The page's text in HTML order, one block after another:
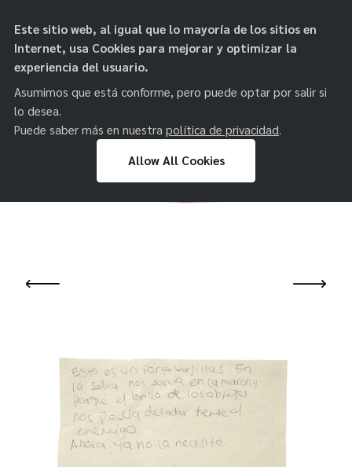
paz
Este sitio web, al igual que lo mayoría de los sitios en
Internet, usa Cookies para mejorar y optimizar la
experiencia del usuario.
Asumimos que está conforme, pero puede optar por salir si
lo desea.
Puede saber más en nuestra política de privacidad.
Allow All Cookies